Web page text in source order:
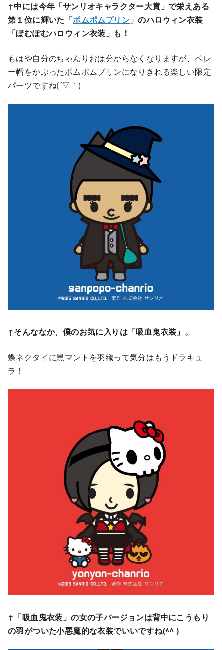
↑中には今年「サンリオキャラクター大賞」で栄えある
第１位に輝いた「ポムポムプリン 」のハロウィン衣装
「ぽむぽむハロウィン衣装」も！
もはや自分のちゃんりおは分からなくなりますが、ベレ
ー帽をかぶったポムポムプリンになりきれる楽しい限定
パーツですね(´▽｀)
↑そんななか、僕のお気に入りは「吸血鬼衣装」。
蝶ネクタイに黒マントを羽織って気分はもうドラキュ
ラ！
↑「吸血鬼衣装」の女の子バージョンは背中にこうもり
の羽がついた小悪魔的な衣装でいいですね(^^ )